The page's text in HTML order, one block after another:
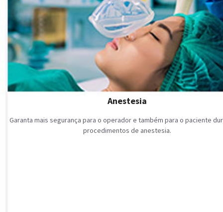
Anestesia
Garanta mais segurança para o operador e também para o paciente
procedimentos de anestesia.